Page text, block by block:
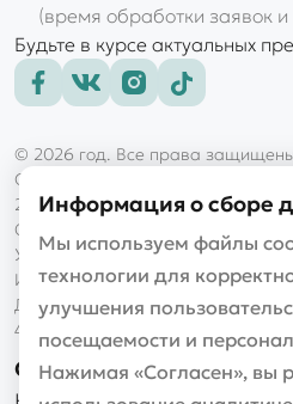
(время обработки заявок и
Будьте в курсе актуальных
© 2026 год. Все права
ООО «Голд оптик»
220101, г. Минск, пр-т
Свидетельство выдано
УНП 192997038
Интернет-магазин «halvaoptik.by»
Дата регистрации в торговом
480459
OPTIKA24.by
Информация о сборе
Мы используем файлы
технологии для
улучшения
посещаемости и
Нажимая «Согласен», вы